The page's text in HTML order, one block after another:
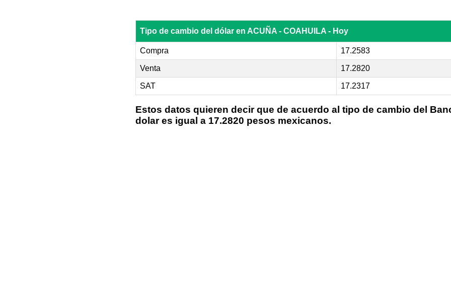
Tipo de cambio del dólar en ACUÑA - COAHUILA - Hoy
Compra 17.2583
Venta 17.2820
SAT 17.2317
Estos datos quieren decir que de acuerdo al tipo de cambio del
dolar es igual a 17.2820 pesos mexicanos.